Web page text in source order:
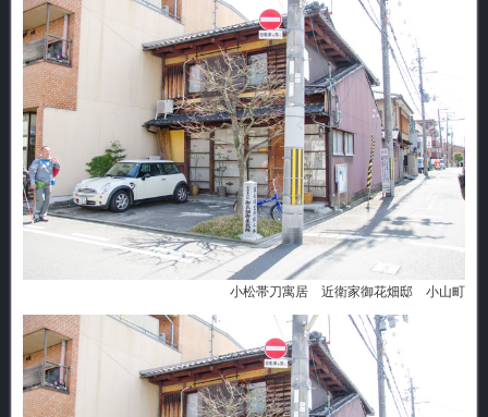
小松帯刀寓居 近衛家御花畑邸 小山町